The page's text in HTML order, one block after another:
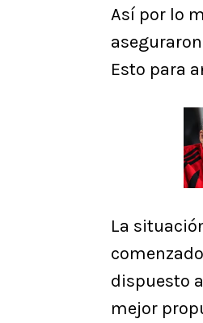
Así por lo
Esto para
La
dispuesto
mejor